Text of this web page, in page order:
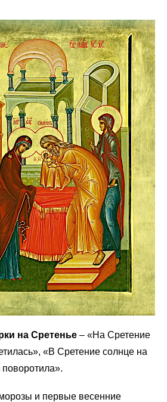
на Сретенье – «На Сретение
«В Сретение солнце на
и первые весенние